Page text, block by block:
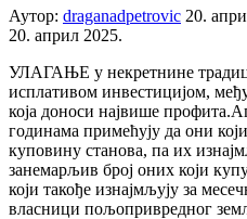
Аутор: draganadpetrovic 20.
20. април 2025.
УЛАГАЊЕ у некретнине
исплативом инвестицијом,
која доноси највише
годинама примећују да они
куповину станова, па их
занемарљив број оних који
који такође изнајмљују за
власници пољопривредног